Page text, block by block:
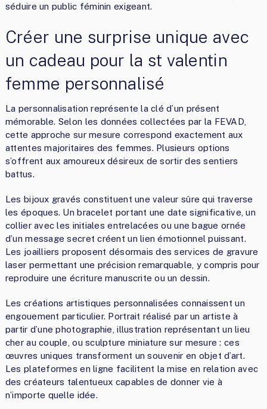
séduire un public féminin exigeant.
Créer une surprise unique avec
un cadeau pour la st valentin
femme personnalisé
La personnalisation représente la clé d’un présent
mémorable. Selon les données collectées par la FEVAD,
cette approche sur mesure correspond exactement aux
attentes majoritaires des femmes. Plusieurs options
s’offrent aux amoureux désireux de sortir des sentiers
battus.
Les bijoux gravés constituent une valeur sûre qui traverse
les époques. Un bracelet portant une date significative, un
collier avec les initiales entrelacées ou une bague ornée
d’un message secret créent un lien émotionnel puissant.
Les joailliers proposent désormais des services de gravure
laser permettant une précision remarquable, y compris pour
reproduire une écriture manuscrite ou un dessin.
Les créations artistiques personnalisées connaissent un
engouement particulier. Portrait réalisé par un artiste à
partir d’une photographie, illustration représentant un lieu
cher au couple, ou sculpture miniature sur mesure : ces
œuvres uniques transforment un souvenir en objet d’art.
Les plateformes en ligne facilitent la mise en relation avec
des créateurs talentueux capables de donner vie à
n’importe quelle idée.